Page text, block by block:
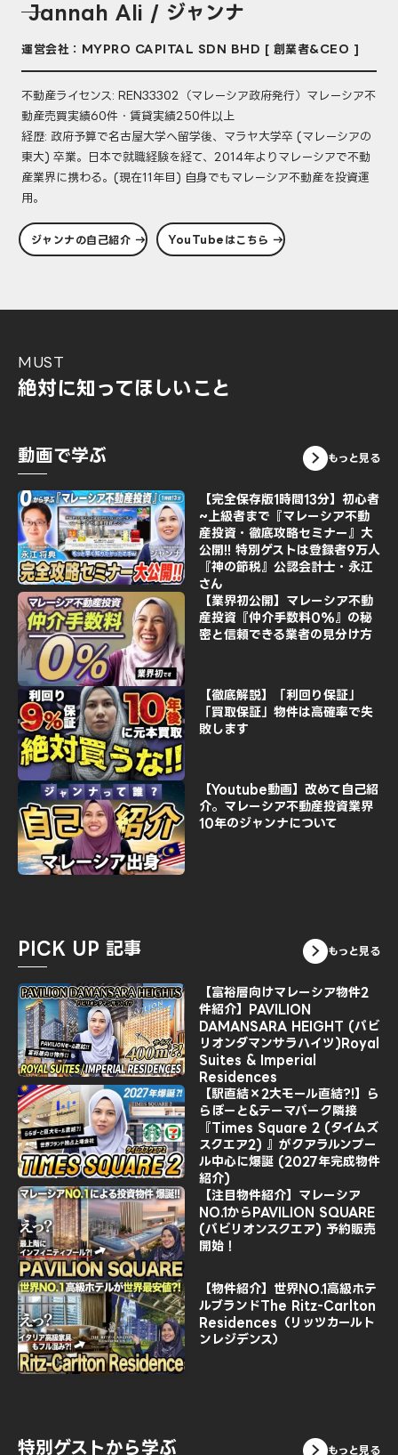
── Jannah Ali / ジャンナ
運営会社：MYPRO CAPITAL SDN BHD [ 創業者&CEO ]
不動産ライセンス: REN33302（マレーシア政府発行）マレーシア不
動産売買実績60件・賃貸実績250件以上
経歴: 政府予算で名古屋大学へ留学後、マラヤ大学卒 (マレーシアの
東大) 卒業。日本で就職経験を経て、2014年よりマレーシアで不動
産業界に携わる。(現在11年目) 自身でもマレーシア不動産を投資運
用。
ジャンナの自己紹介 → YouTubeはこちら →
MUST
絶対に知ってほしいこと
動画で学ぶ もっと見る
【完全保存版1時間13分】初心者
~上級者まで『マレーシア不動
産投資・徹底攻略セミナー』大
公開!! 特別ゲストは登録者9万人
『神の節税』公認会計士・永江
さん
【業界初公開】マレーシア不動
産投資『仲介手数料0%』の秘
密と信頼できる業者の見分け方
【徹底解説】「利回り保証」
「買取保証」物件は高確率で失
敗します
【Youtube動画】改めて自己紹
介。マレーシア不動産投資業界
10年のジャンナについて
PICK UP 記事 もっと見る
【富裕層向けマレーシア物件2
件紹介】PAVILION
DAMANSARA HEIGHT (パビ
リオンダマンサラハイツ)Royal
Suites & Imperial
Residences
【駅直結×2大モール直結?!】ら
らぽーと&テーマパーク隣接
『Times Square 2 (タイムズ
スクエア2) 』がクアラルンプー
ル中心に爆誕 (2027年完成物件
紹介)
【注目物件紹介】マレーシア
NO.1からPAVILION SQUARE
(パビリオンスクエア) 予約販売
開始！
【物件紹介】世界NO.1高級ホテ
ルブランドThe Ritz-Carlton
Residences（リッツカールト
ンレジデンス）
特別ゲストから学ぶ もっと見る